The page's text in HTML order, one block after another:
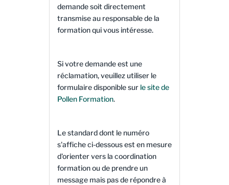
demande soit directement
transmise au responsable de la
formation qui vous intéresse.
Si votre demande est une
réclamation, veuillez utiliser le
formulaire disponible sur le site de
Pollen Formation.
Le standard dont le numéro
s'affiche ci-dessous est en mesure
d'orienter vers la coordination
formation ou de prendre un
message mais pas de répondre à